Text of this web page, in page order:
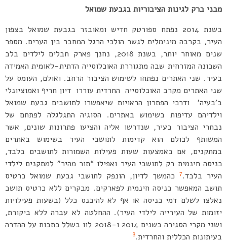
מבני ברק לגינות הציבוריות בגבעת שמואל
בשנת 2014 נפתח ספורטק חדיש ומאובזר בגבעת שמואל בצפון
העיר, בקרבה מינימלית לגשר הולכי הרגל המחבר בין הערים. מספר
שנים מאוחר יותר, בשנת 2018, נחנך פארק חבלים לילדים בלב
השכונה המזרחית שבה מתגוררת האוכלוסייה הדתית-לאומית האמידה
בעיר. שני האתרים נפתחו לשימוש הציבור הרחב. ואולם, העומס על
שני האתרים מקרב האוכלוסייה החרדית עוררו דיון חריף ואמוציונלי
ב’בעיה’ ודרכי הפתרון הראויות שיאפשרו לתושבים גבעת שמואל
וילדיהם עדיפות בשימוש באתרים. הסוגיה התגלגלה לפתחם של
נבחרי הציבור בעיר, שנדרשו אליה והציעו פתרונות שונים, אשר
המשותף לכולם הוא קדימות לתושבי העיר בשימוש באתרים
במתקנים, אם באמצעות שעות פעילות השמורות לתושבים בלבד,
כניסה חינמית רק לתושבי העיר ואפילו “תור מהיר” למתקנים לילדי
העיר בלבד.7
כהמשך לדיון, הונפק לתושבי גבעת שמואל כרטיס
תושב המאפשר כניסה חינמית לפארקים. מבקרים ללא כרטיס תושב
נאלצו לשלם דמי כניסה או אף לא להיכנס כלל (בשעות פעילויות
יזומות של העירייה לילדי העיר). ההחלטה לא עברה ללא ביקורת,
ושני מקרי הסגירה בשנים 2014 ו-2018 לוו בשלל כתבות על ההדרה
בעיתונות הכללית והחרדית.8